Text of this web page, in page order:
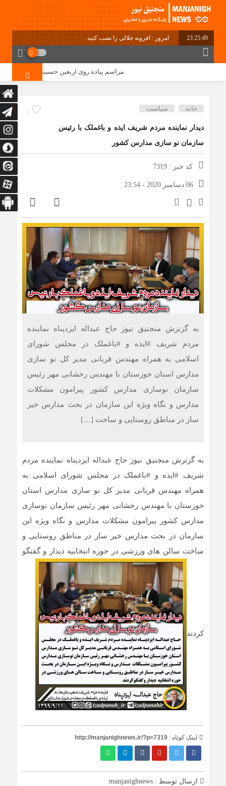
23:25:50 امروز : افزونه جلالی را نصب کنید.
مراسم پیاده روی اربعین حسینی در دهستان
3
خانه سیاست
دیدار نماینده مردم شریف ایذه و باغملک با رئیس
سازمان نو سازی مدارس کشور
کد خبر : 7319
06 دسامبر 2020 - 23:54
به گزترش منجنیق نیوز حاج عبداله ایزدپناه نماینده
مردم شریف #ایذه و #باغملک در مجلس شورای
اسلامی به همراه مهندس قربانی مدیر کل نو سازی
مدارس استان خوزستان با مهندس رخشانی مهر رئیس
سازمان نوسازی مدارس کشور پیرامون مشکلات
مدارس و نگاه ویژه این سازمان در بحث مدارس خیر
ساز در مناطق روستایی و ساخت […]
به گزترش منجنیق نیوز حاج عبداله ایزدپناه نماینده مردم
شریف #ایذه و #باغملک در مجلس شورای اسلامی به
همراه مهندس قربانی مدیر کل نو سازی مدارس استان
خوزستان با مهندس رخشانی مهر رئیس سازمان نوسازی
مدارس کشور پیرامون مشکلات مدارس و نگاه ویژه این
سازمان در بحث مدارس خیر ساز در مناطق روستایی و
ساخت سالن های ورزشی در حوزه انتخابیه دیدار و گفتگو
کردند
لینک کوتاه : http://manjanighnews.ir/?p=7319
ارسال توسط : manjanighnews